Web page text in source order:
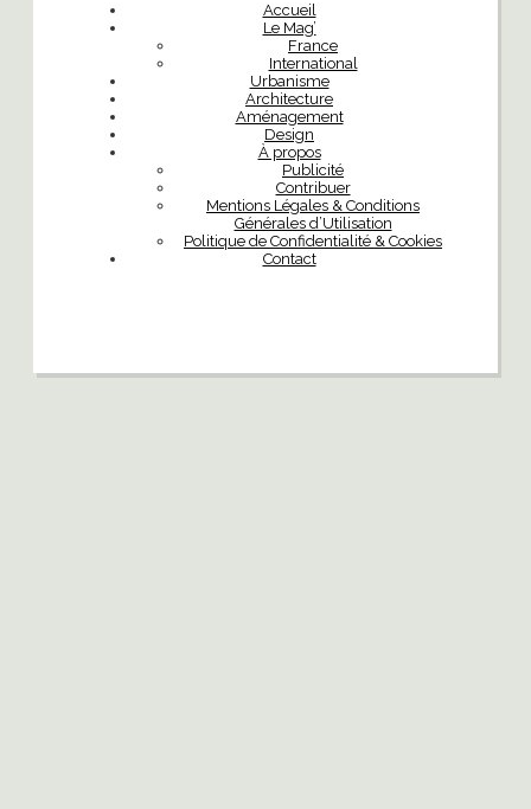
Accueil
Le Mag’
France
International
Urbanisme
Architecture
Aménagement
Design
À propos
Publicité
Contribuer
Mentions Légales & Conditions
Générales d’Utilisation
Politique de Confidentialité & Cookies
Contact